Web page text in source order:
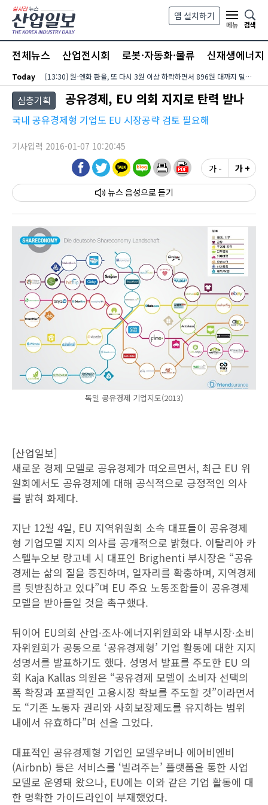
본문 바로가기
앱 설치하기
메뉴
검색
전체뉴스 산업전시회 로봇·자동화·물류 신재생에너지
Today [13:30] 원-엔화 환율, 또 다시 3원 이상 하락하면서 896원 대까지 밀려…달러-엔화 환율은 미국 장기금리?유가 동반 상승에 158엔 대로 내려서
심층기획 공유경제, EU 의회 지지로 탄력 받나
국내 공유경제형 기업도 EU 시장공략 검토 필요해
기사입력 2016-01-07 10:20:45
뉴스 음성
가 - 가 +
독일 공유경제 기업지도(2013)
[산업일보]
새로운 경제 모델로 공유경제가 떠오르면서, 최근 EU 위
원회에서도 공유경제에 대해 공식적으로 긍정적인 의사
를 밝혀 화제다.
지난 12월 4일, EU 지역위원회 소속 대표들이 공유경제
형 기업모델 지지 의사를 공개적으로 밝혔다. 이탈리아 카
스텔누오보 랑고네 시 대표인 Brighenti 부시장은 “공유
경제는 삶의 질을 증진하며, 일자리를 확충하며, 지역경제
를 뒷받침하고 있다”며 EU 주요 노동조합들이 공유경제
모델을 받아들일 것을 촉구했다.
뒤이어 EU의회 산업∙조사∙에너지위원회와 내부시장∙소비
자위원회가 공동으로 ‘공유경제형’ 기업 활동에 대한 지지
성명서를 발표하기도 했다. 성명서 발표를 주도한 EU 의
회 Kaja Kallas 의원은 “공유경제 모델이 소비자 선택의
폭 확장과 포괄적인 고용시장 확보를 주도할 것”이라면서
도 “기존 노동자 권리와 사회보장제도를 유지하는 범위
내에서 유효하다”며 선을 그었다.
대표적인 공유경제형 기업인 모델우버나 에어비엔비
(Airbnb) 등은 서비스를 ‘빌려주는’ 플랫폼을 통한 사업
모델로 운영돼 왔으나, EU에는 이와 같은 기업 활동에 대
한 명확한 가이드라인이 부재했었다.